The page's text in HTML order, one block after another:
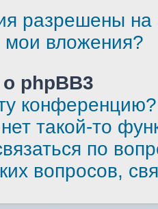
разрешены
мои вложения?
phpBB3
конференцию?
такой-то
по
вопросов,